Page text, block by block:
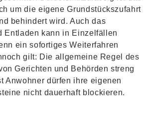
um die eigene Grundstückszufahrt
behindert wird. Auch das
Entladen kann in Einzelfällen
ein sofortiges Weiterfahren
gilt: Die allgemeine Regel des
Gerichten und Behörden streng
Anwohner dürfen ihre eigenen
nicht dauerhaft blockieren.